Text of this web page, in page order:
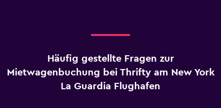
Häufig gestellte Fragen zur
Mietwagenbuchung bei Thrifty am New York
La Guardia Flughafen